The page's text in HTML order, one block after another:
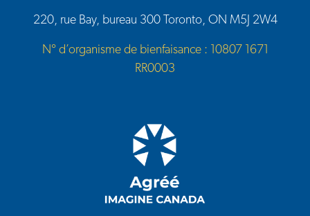
220, rue Bay, bureau 300 Toronto, ON M5J 2W4
N° d’organisme de bienfaisance : 10807 1671
RR0003